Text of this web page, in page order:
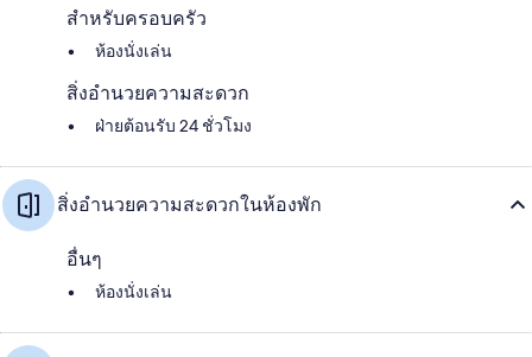
สำหรับครอบครัว
ห้องนั่งเล่น
สิ่งอำนวยความสะดวก
ฝ่ายต้อนรับ 24 ชั่วโมง
สิ่งอำนวยความสะดวกในห้องพัก
อื่นๆ
ห้องนั่งเล่น